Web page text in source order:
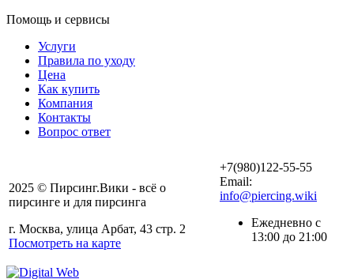
Помощь и сервисы
Услуги
Правила по уходу
Цена
Как купить
Компания
Контакты
Вопрос ответ
2025 © Пирсинг.Вики - всё о
пирсинге и для пирсинга
г. Москва, улица Арбат, 43 стр. 2
Посмотреть на карте
+7(980)122-55-55
Email:
info@piercing.wiki
Ежедневно с
13:00 до 21:00